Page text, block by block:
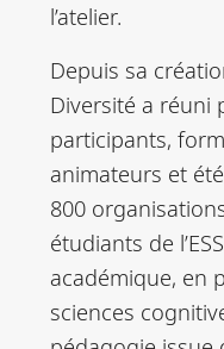
l’atelier.
Depuis sa
Diversité a réuni
participants,
animateurs et
800
étudiants de
académique, en
sciences